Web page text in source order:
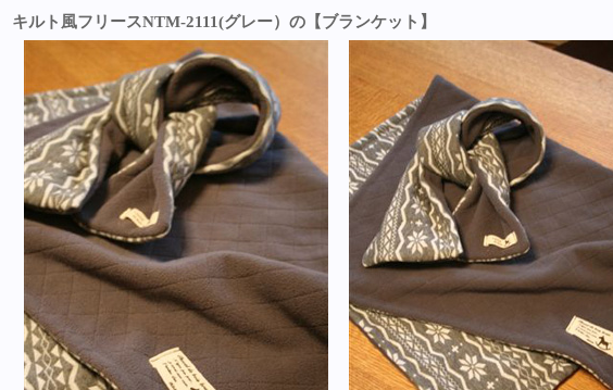
キルト風フリースNTM-2111(グレー）の【ブランケット】